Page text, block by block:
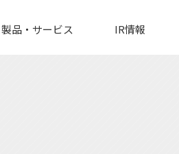
製品・サービス IR情報